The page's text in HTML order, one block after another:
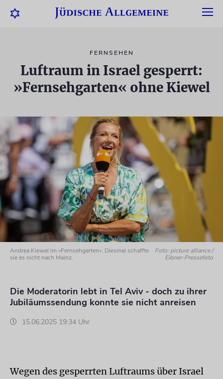
FERNSEHEN
Luftraum in Israel gesperrt:
»Fernsehgarten« ohne Kiewel
Andrea Kiewel im »Fernsehgarten«: Diesmal schaffte
sie es nicht nach Mainz.
Foto: picture alliance /
Eibner-Pressefoto
Die Moderatorin lebt in Tel Aviv - doch zu ihrer
Jubiläumssendung konnte sie nicht anreisen
15.06.2025 19:34 Uhr
Wegen des gesperrten Luftraums über Israel